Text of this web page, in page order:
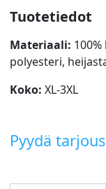
Tuotetiedot
Materiaali:
polyesteri,
Koko: XL-3XL
Pyydä